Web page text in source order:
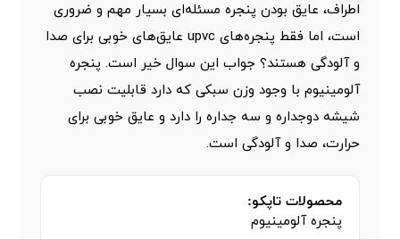
اطراف، عایق بودن پنجره مسئله‌ای بسیار مهم و ضروری
است، اما فقط
پنجره‌های upvc عایق‌های خوبی برای صدا
و آلودگی هستند؟ جواب این سوال خیر است. پنجره
آلومینیوم با وجود وزن سبکی که دارد قابلیت نصب
شیشه دوجداره و سه جداره را دارد و عایق خوبی برای
حرارت، صدا و آلودگی است.
محصولات تاپکو:
پنجره آلومینیوم